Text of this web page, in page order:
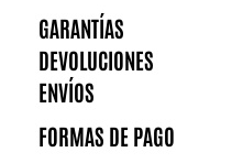
GARANTÍAS
DEVOLUCIONES
ENVÍOS
FORMAS DE PAGO